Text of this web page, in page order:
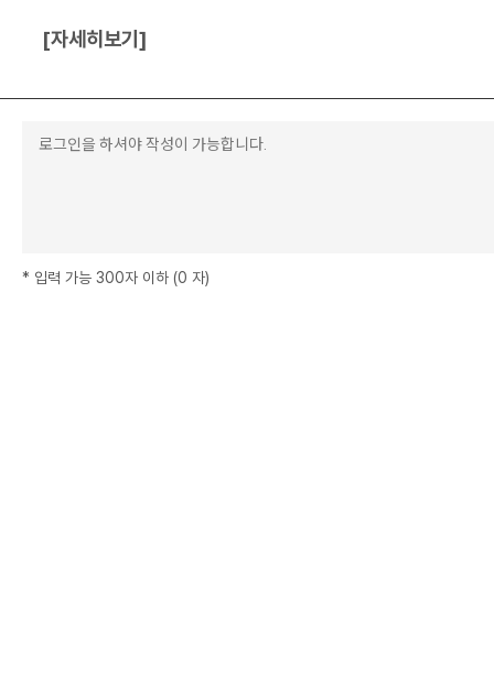
[자세히보기]
* 입력 가능 300자 이하 (0 자)